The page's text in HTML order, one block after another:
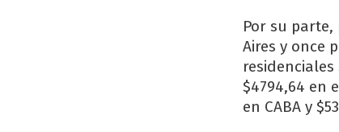
Por su
Aires y once
residenciales
$4794,64 en
en CABA y